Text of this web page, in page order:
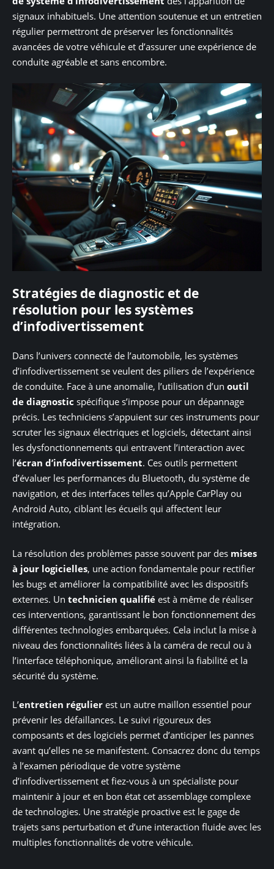
signaux inhabituels. Une attention soutenue et un entretien
régulier permettront de préserver les fonctionnalités
avancées de votre véhicule et d’assurer une expérience de
conduite agréable et sans encombre.
Stratégies de diagnostic et de
résolution pour les systèmes
d’infodivertissement
Dans l’univers connecté de l’automobile, les systèmes
d’infodivertissement se veulent des piliers de l’expérience
de conduite. Face à une anomalie, l’utilisation d’un outil
de diagnostic spécifique s’impose pour un dépannage
précis. Les techniciens s’appuient sur ces instruments pour
scruter les signaux électriques et logiciels, détectant ainsi
les dysfonctionnements qui entravent l’interaction avec
l’écran d’infodivertissement. Ces outils permettent
d’évaluer les performances du Bluetooth, du système de
navigation, et des interfaces telles qu’Apple CarPlay ou
Android Auto, ciblant les écueils qui affectent leur
intégration.
La résolution des problèmes passe souvent par des mises
à jour logicielles, une action fondamentale pour rectifier
les bugs et améliorer la compatibilité avec les dispositifs
externes. Un technicien qualifié est à même de réaliser
ces interventions, garantissant le bon fonctionnement des
différentes technologies embarquées. Cela inclut la mise à
niveau des fonctionnalités liées à la caméra de recul ou à
l’interface téléphonique, améliorant ainsi la fiabilité et la
sécurité du système.
L’entretien régulier est un autre maillon essentiel pour
prévenir les défaillances. Le suivi rigoureux des
composants et des logiciels permet d’anticiper les pannes
avant qu’elles ne se manifestent. Consacrez donc du temps
à l’examen périodique de votre système
d’infodivertissement et fiez-vous à un spécialiste pour
maintenir à jour et en bon état cet assemblage complexe
de technologies. Une stratégie proactive est le gage de
trajets sans perturbation et d’une interaction fluide avec les
multiples fonctionnalités de votre véhicule.